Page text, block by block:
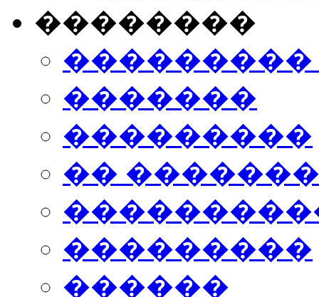
��������
���������
�������
���������
��
���������
������